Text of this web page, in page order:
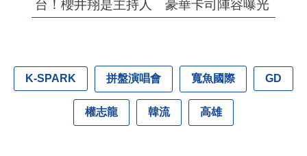
台！櫻井翔是主持人 豪華卡司陣容曝光
K-SPARK 拼盤演唱會 寬魚國際 GD
權志龍 韓流 高雄